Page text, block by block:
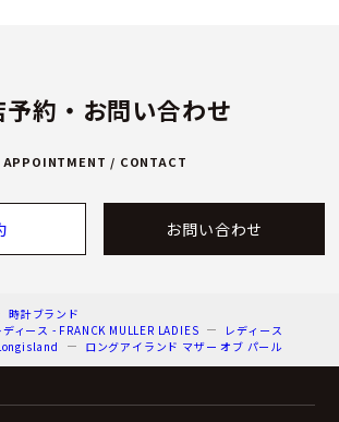
予約・お問い合わせ
APPOINTMENT / CONTACT
お問い合わせ
時計ブランド
ィース - FRANCK MULLER LADIES
レディース
ロングアイランド マザー オブ パール